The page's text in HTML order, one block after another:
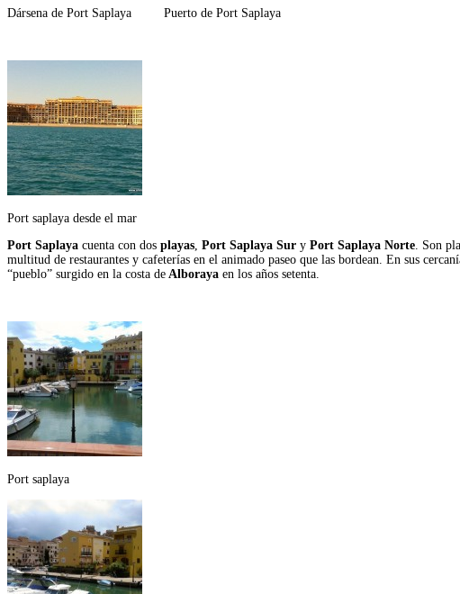
Dársena de Port Saplaya Puerto de Port Saplaya
Port saplaya desde el mar
Port Saplaya cuenta con dos playas Port Saplaya Sur y Port Saplaya Norte . Son
multitud de restaurantes y cafeterías en el animado paseo que las bordean. En sus
“pueblo” surgido en la costa de Alboraya en los años setenta.
Port saplaya